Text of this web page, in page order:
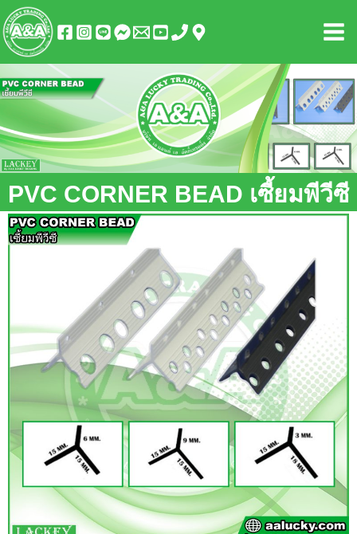
Skip
to
content
PVC CORNER BEAD เซี้ยมพีวีซี